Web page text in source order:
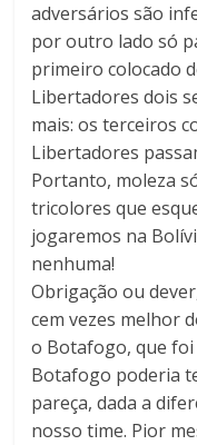
adversários são
por outro lado só
primeiro colocado
Libertadores dois
mais: os terceiros
Libertadores
Portanto, moleza
tricolores que
jogaremos na
nenhuma!
Obrigação ou
cem vezes melhor
o Botafogo, que foi
Botafogo poderia
pareça, dada a
nosso time. Pior